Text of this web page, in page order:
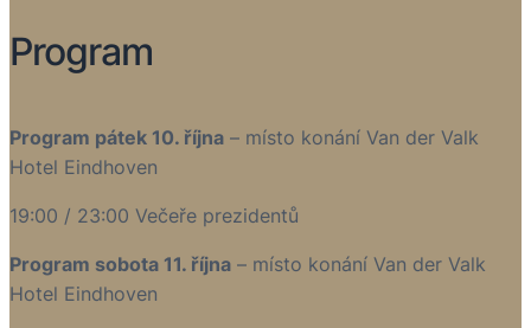
Program
Program pátek 10. října – místo konání Van der Valk
Hotel Eindhoven
19:00 / 23:00 Večeře prezidentů
​​​​​​​Program sobota 11. října – místo konání Van der Valk
Hotel Eindhoven